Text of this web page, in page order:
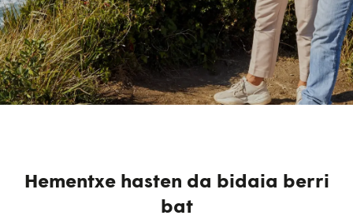
Hementxe hasten da bidaia berri
bat